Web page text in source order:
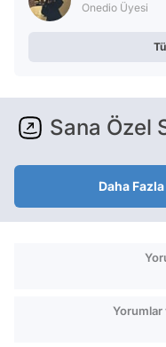
Onedio Üyesi
Sana Özel
Daha
Yorumlar